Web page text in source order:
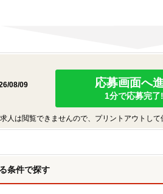
08/09
応募画面へ
1分で応募完了
人は閲覧できませんので、プリントアウトして
条件で探す